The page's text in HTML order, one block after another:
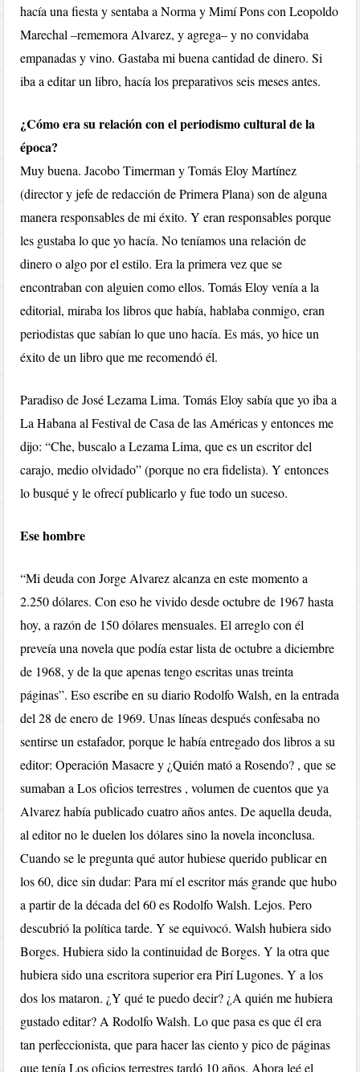
hacía una fiesta y sentaba a Norma y Mimí Pons con Leopoldo
Marechal –rememora Alvarez, y agrega– y no convidaba
empanadas y vino. Gastaba mi buena cantidad de dinero. Si
iba a editar un libro, hacía los preparativos seis meses antes.
¿Cómo era su relación con el periodismo cultural de la
época?
Muy buena. Jacobo Timerman y Tomás Eloy Martínez
(director y jefe de redacción de Primera Plana) son de alguna
manera responsables de mi éxito. Y eran responsables porque
les gustaba lo que yo hacía. No teníamos una relación de
dinero o algo por el estilo. Era la primera vez que se
encontraban con alguien como ellos. Tomás Eloy venía a la
editorial, miraba los libros que había, hablaba conmigo, eran
periodistas que sabían lo que uno hacía. Es más, yo hice un
éxito de un libro que me recomendó él.
Paradiso de José Lezama Lima. Tomás Eloy sabía que yo iba a
La Habana al Festival de Casa de las Américas y entonces me
dijo: “Che, buscalo a Lezama Lima, que es un escritor del
carajo, medio olvidado” (porque no era fidelista). Y entonces
lo busqué y le ofrecí publicarlo y fue todo un suceso.
Ese hombre
“Mi deuda con Jorge Alvarez alcanza en este momento a
2.250 dólares. Con eso he vivido desde octubre de 1967 hasta
hoy, a razón de 150 dólares mensuales. El arreglo con él
preveía una novela que podía estar lista de octubre a diciembre
de 1968, y de la que apenas tengo escritas unas treinta
páginas”. Eso escribe en su diario Rodolfo Walsh, en la entrada
del 28 de enero de 1969. Unas líneas después confesaba no
sentirse un estafador, porque le había entregado dos libros a su
editor: Operación Masacre y ¿Quién mató a Rosendo? , que se
sumaban a Los oficios terrestres , volumen de cuentos que ya
Alvarez había publicado cuatro años antes. De aquella deuda,
al editor no le duelen los dólares sino la novela inconclusa.
Cuando se le pregunta qué autor hubiese querido publicar en
los 60, dice sin dudar: Para mí el escritor más grande que hubo
a partir de la década del 60 es Rodolfo Walsh. Lejos. Pero
descubrió la política tarde. Y se equivocó. Walsh hubiera sido
Borges. Hubiera sido la continuidad de Borges. Y la otra que
hubiera sido una escritora superior era Pirí Lugones. Y a los
dos los mataron. ¿Y qué te puedo decir? ¿A quién me hubiera
gustado editar? A Rodolfo Walsh. Lo que pasa es que él era
tan perfeccionista, que para hacer las ciento y pico de páginas
que tenía Los oficios terrestres tardó 10 años. Ahora leé el